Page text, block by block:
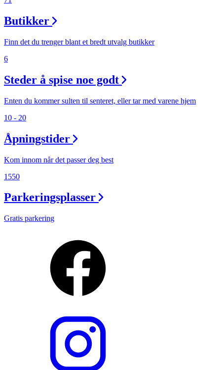
Butikker
Finn det du trenger blant et bredt utvalg butikker
6
Steder å spise noe godt
Enten du kommer sulten til senteret, eller tar med varene hjem
10 - 20
Åpningstider
Kom innom når det passer deg best
1550
Parkeringsplasser
Gratis parkering